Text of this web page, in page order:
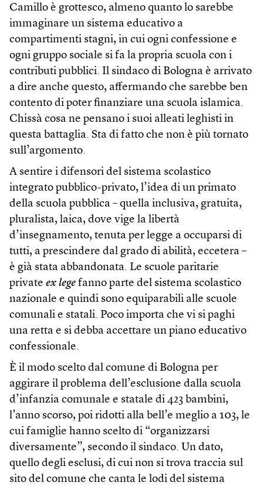
Camillo è grottesco, almeno quanto lo sarebbe
immaginare un sistema educativo a
compartimenti stagni, in cui ogni confessione e
ogni gruppo sociale si fa la propria scuola con i
contributi pubblici. Il sindaco di Bologna è arrivato
a dire anche questo, affermando che sarebbe ben
contento di poter finanziare una scuola islamica.
Chissà cosa ne pensano i suoi alleati leghisti in
questa battaglia. Sta di fatto che non è più tornato
sull’argomento.
A sentire i difensori del sistema scolastico
integrato pubblico-privato, l’idea di un primato
della scuola pubblica – quella inclusiva, gratuita,
pluralista, laica, dove vige la libertà
d’insegnamento, tenuta per legge a occuparsi di
tutti, a prescindere dal grado di abilità, eccetera –
è già stata abbandonata. Le scuole paritarie
private ex lege fanno parte del sistema scolastico
nazionale e quindi sono equiparabili alle scuole
comunali e statali. Poco importa che vi si paghi
una retta e si debba accettare un piano educativo
confessionale.
È il modo scelto dal comune di Bologna per
aggirare il problema dell’esclusione dalla scuola
d’infanzia comunale e statale di 423 bambini,
l’anno scorso, poi ridotti alla bell’e meglio a 103, le
cui famiglie hanno scelto di “organizzarsi
diversamente”, secondo il sindaco. Un dato,
quello degli esclusi, di cui non si trova traccia sul
sito del comune che canta le lodi del sistema